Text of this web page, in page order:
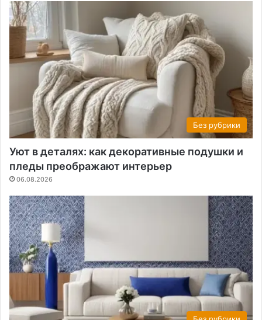
Без рубрики
Уют в деталях: как декоративные подушки и
пледы преображают интерьер
06.08.2026